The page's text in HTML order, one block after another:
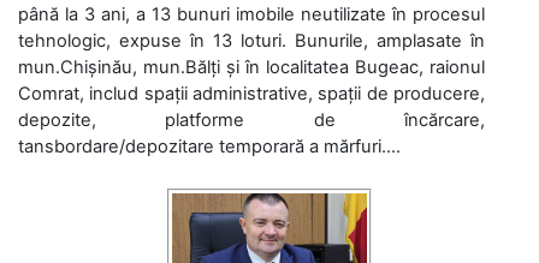
până la 3 ani, a 13 bunuri imobile neutilizate în procesul
tehnologic, expuse în 13 loturi. Bunurile, amplasate în
mun.Chișinău, mun.Bălți și în localitatea Bugeac, raionul
Comrat, includ spații administrative, spații de producere,
depozite, platforme de încărcare,
tansbordare/depozitare temporară a mărfuri....